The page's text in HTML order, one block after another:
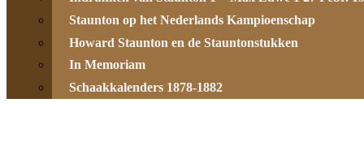
Staunton op het Nederlands Kampioenschap
Howard Staunton en de Stauntonstukken
In Memoriam
Schaakkalenders 1878-1882